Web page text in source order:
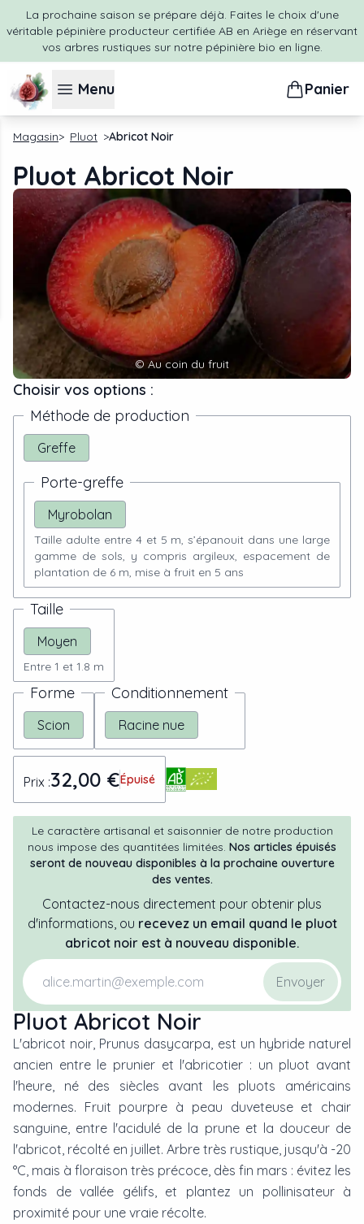
La prochaine saison se prépare déjà. Faites le choix d'une
véritable pépinière producteur certifiée AB en Ariège en réservant
vos arbres rustiques sur notre pépinière bio en ligne.
Menu Panier
Magasin Pluot Abricot Noir
Pluot Abricot Noir
© Au coin du fruit
Choisir vos options :
Méthode de production
Greffe
Porte-greffe
Myrobolan
Taille adulte entre 4 et 5 m, s’épanouit dans une large
gamme de sols, y compris argileux, espacement de
plantation de 6 m, mise à fruit en 5 ans
Taille
Moyen
Entre 1 et 1.8 m
Forme
Scion
Conditionnement
Racine nue
Prix :32,00 €Épuisé
Le caractère artisanal et saisonnier de notre production
nous impose des quantitées limitées. Nos articles épuisés
seront de nouveau disponibles à la prochaine ouverture
des ventes.
Contactez-nous directement pour obtenir plus
d'informations, ou recevez un email quand le pluot
abricot noir est à nouveau disponible.
Envoyer
Pluot Abricot Noir
L'abricot noir, Prunus dasycarpa, est un hybride naturel
ancien entre le prunier et l'abricotier : un pluot avant
l'heure, né des siècles avant les pluots américains
modernes. Fruit pourpre à peau duveteuse et chair
sanguine, entre l'acidulé de la prune et la douceur de
l'abricot, récolté en juillet. Arbre très rustique, jusqu'à -20
°C, mais à floraison très précoce, dès fin mars : évitez les
fonds de vallée gélifs, et plantez un pollinisateur à
proximité pour une vraie récolte.